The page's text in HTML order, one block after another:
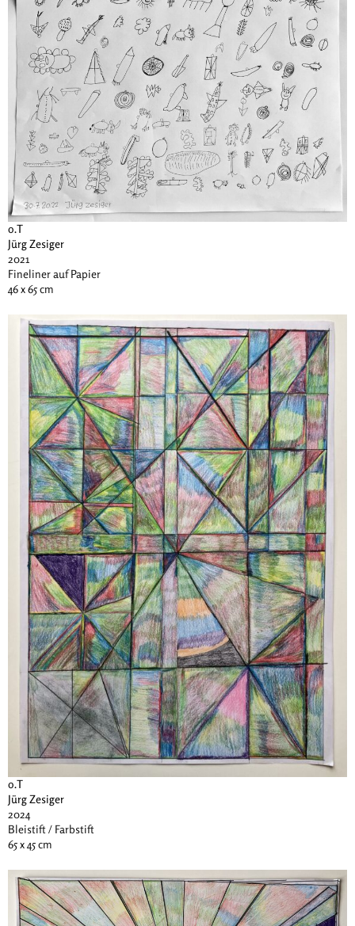
o.T
Jürg Zesiger
2021
Fineliner auf Papier
46 x 65 cm
o.T
Jürg Zesiger
2024
Bleistift / Farbstift
65 x 45 cm